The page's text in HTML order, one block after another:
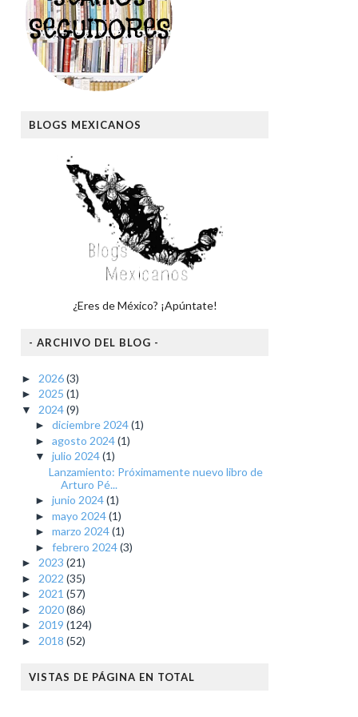
BLOGS MEXICANOS
¿Eres de México? ¡Apúntate!
- ARCHIVO DEL BLOG -
► 2026(3)
► 2025 (1)
▼ 2024(9)
► diciembre 2024(1)
► agosto 2024(1)
▼ julio 2024(1)
Lanzamiento: Próximamente nuevo libro de
Arturo Pé...
► junio 2024(1)
► mayo 2024(1)
► marzo 2024(1)
► febrero 2024(3)
► 2023 (21)
► 2022 (35)
► 2021 (57)
► 2020(86)
► 2019 (124)
► 2018 (52)
VISTAS DE PÁGINA EN TOTAL